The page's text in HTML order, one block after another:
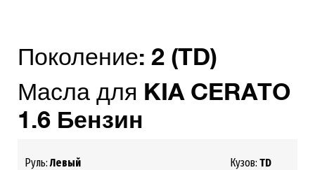
Поколение: 2 (TD)
Масла для KIA CERATO
1.6 Бензин
Руль:Левый
Кузов: TD